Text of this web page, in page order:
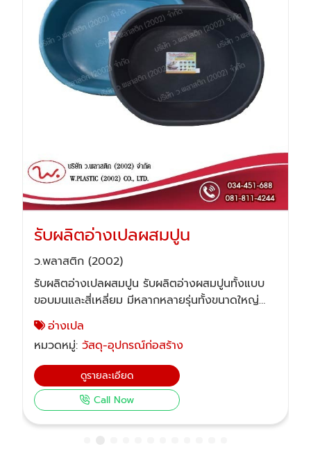
ว.พลาสติก (2002)
ขายส่งอ่างผสมปูนสี่เหลี่ยม อ่างผสมปูนทรงเปล
กระบะผสมปูนทรงเหลี่ยมไซส์ใหญ่พิเศษ ผลิตจาก
พลาสติกไนล่อนอย่างดีเหนียวทนทานรถทับไม่แตก
อ่างผสมปูนสี่เหลี่ยมไนล่อน รุ่น 230 มี 2 สี สีดำ สี
อาจมีการเปลี่ยนแปลง 1"-1.5" สนใจสินค้า ว.พลาสติก
อ่างเปลสี่เหลี่ยม
หมวดหมู่:วัสดุ-อุปกรณ์ก่อสร้าง